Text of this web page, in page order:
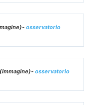
osservatorio
osservatorio